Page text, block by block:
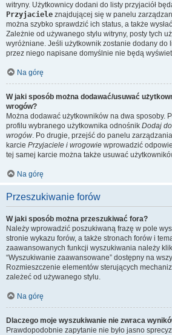
witryny. Użytkownicy dodani do listy przyjaciół
Przyjaciele znajdującej się w panelu
można szybko sprawdzić ich status, a także
Zależnie od używanego stylu witryny, posty tych
wyróżniane. Jeśli użytkownik zostanie dodany do
przez niego napisane domyślnie nie będą
Na górę
W jaki sposób można dodawać/usuwać
wrogów?
Można dodawać użytkowników na dwa sposoby.
profilu wybranego użytkownika odnośnik Dodaj
wrogów. Po drugie, przejść do panelu
karcie Przyjaciele i wrogowie wprowadzić
tej samej karcie można także usuwać
Na górę
Przeszukiwanie forów
W jaki sposób można przeszukiwać fora?
Należy wprowadzić poszukiwaną frazę w pole
stronie wykazu forów, a także stronach forów i
zaawansowanych funkcji wyszukiwania należy
“Wyszukiwanie zaawansowane” dostępny na
Rozmieszczenie elementów sterujących
zależeć od używanego stylu.
Na górę
Dlaczego moje wyszukiwanie nie zwraca
Prawdopodobnie zapytanie nie było jasno